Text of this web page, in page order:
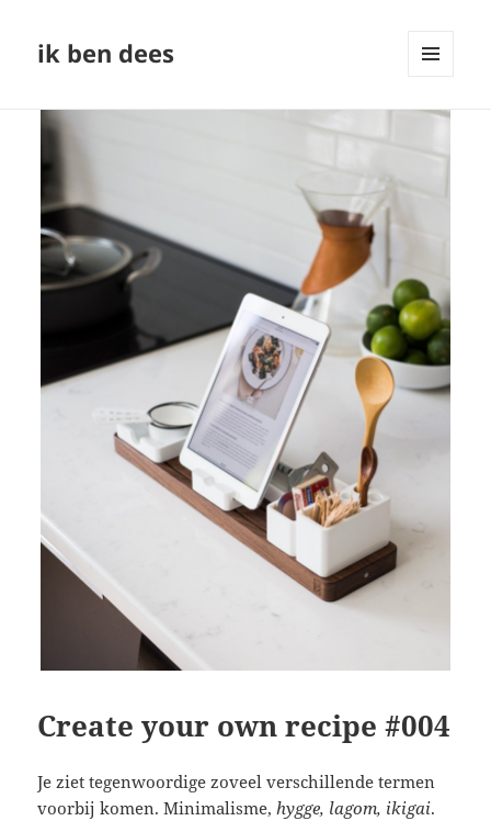
ik ben dees
WIDGETS
Create your own recipe #004
Je ziet tegenwoordige zoveel verschillende termen
voorbij komen. Minimalisme, hygge, lagom, ikigai.